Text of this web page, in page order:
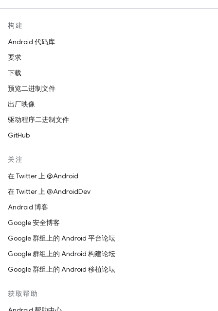
构建
Android 代码库
要求
下载
预览二进制文件
出厂映像
驱动程序二进制文件
GitHub
关注
在 Twitter 上 @Android
在 Twitter 上 @AndroidDev
Android 博客
Google 安全博客
Google 群组上的 Android 平台论坛
Google 群组上的 Android 构建论坛
Google 群组上的 Android 移植论坛
获取帮助